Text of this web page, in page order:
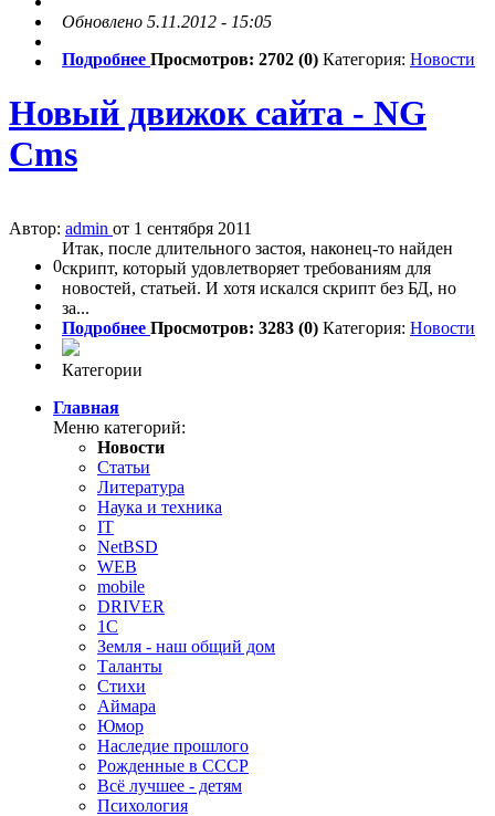
Обновлено 5.11.2012 - 15:05
Подробнее Просмотров: 2702 (0) Категория: Новости
Новый движок сайта - NG
Cms
Автор: admin от 1 сентября 2011
0
Итак, после длительного застоя, наконец-то найден
скрипт, который удовлетворяет требованиям для
новостей, статьей. И хотя искался скрипт без БД, но
за...
Подробнее Просмотров: 3283 (0) Категория: Новости
Категории
Главная
Меню категорий:
Новости
Статьи
Литература
Наука и техника
IT
NetBSD
WEB
mobile
DRIVER
1C
Земля - наш общий дом
Таланты
Стихи
Аймара
Юмор
Наследие прошлого
Рожденные в СССР
Всё лучшее - детям
Психология